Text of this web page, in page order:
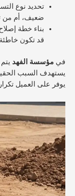
تحديد نوع
ضعيف، أم من
بناء خطة
قد تكون
في مؤسسة الفهد
يستهدف السبب
يوفر على العميل